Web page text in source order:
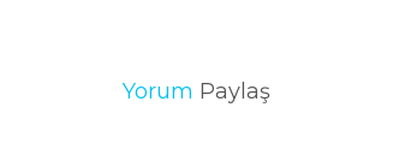
Yorum Paylaş